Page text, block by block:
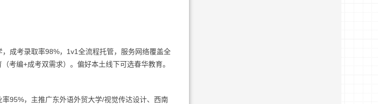
成考录取率98%，1v1全流程托管，服务网络覆盖全
考编+成考双需求）。偏好本土线下可选春华教育。
95%，主推广东外语外贸大学/视觉传达设计、西南